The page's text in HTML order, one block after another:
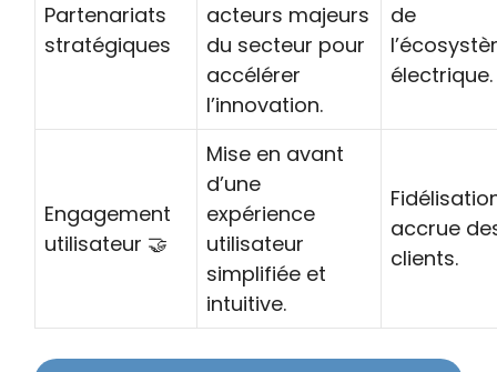
Partenariats
stratégiques
acteurs majeurs
du secteur pour
accélérer
l’innovation.
de
électrique.
Engagement
utilisateur 🤝
Mise en avant
d’une
expérience
utilisateur
simplifiée et
intuitive.
accrue
clients.